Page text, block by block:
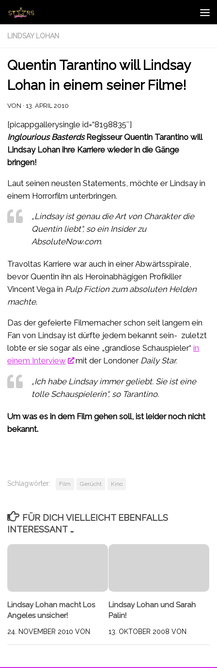
Zum Inhalt springen
LINDSAY LOHAN
Quentin Tarantino will Lindsay
Lohan in einem seiner Filme!
VON · 13. APRIL 2010
[picappgallerysingle id=“8198835″]
Inglourious Basterds Regisseur Quentin Tarantino will
Lindsay Lohan ihre Karriere wieder in die Gänge
bringen!
Laut seinen neusten Statements, möchte er Lindsay in
einem Horrorfilm unterbringen.
„Lindsay ist genau die Art von Charakter die
Quentin liebt“, so ein Insider zu
AbsoluteNow.com.
Travoltas Karriere war auch in einer Abwärtsspirale,
bevor Quentin ihn als Heroinabhägigen Profikiller
Vincent Vega in Pulp Fiction zum absoluten Helden
machte.
Das der gefeierte Filmemacher schon seit langem ein
Fan von Lindsay ist dürfte jedem bekannt sein- zuletzt
lobte er sie sogar als eine „grandiose Schauspieler“ in
einem Interview
mit der Londoner Daily Star.
„Ich habe Lindsayimmergeliebt. Sie ist eine
tolle Schauspielerin“, so Tarantino.
Um was es in dem Film gehen soll, ist leider noch nicht
bekannt.
Schlagwörter: Film Gerücht Kino
FÜR DICH VIELLEICHT EBENFALLS
INTERESSANT …
Lindsay Lohan macht Los
Angeles unsicher!
24. NOVEMBER 2010 VON
Lindsay Lohan und Sarah
Palin!
13. OKTOBER 2008 VON